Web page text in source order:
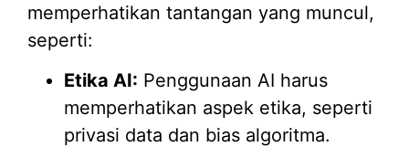
memperhatikan tantangan yang muncul,
seperti:
Etika AI: Penggunaan AI harus
memperhatikan aspek etika, seperti
privasi data dan bias algoritma.